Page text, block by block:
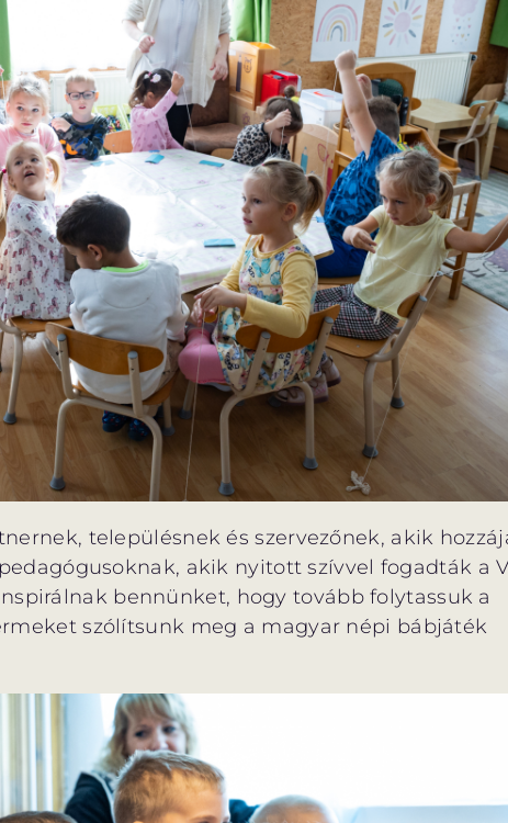
településnek és szervezőnek, akik
akik nyitott szívvel fogadták a
bennünket, hogy tovább folytassuk a
szólítsunk meg a magyar népi bábjáték